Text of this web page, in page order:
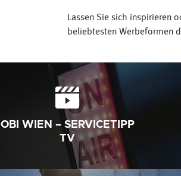
Lassen Sie sich inspirieren
beliebtesten Werbeformen
OBI WIEN – SERVICETIPP
TV